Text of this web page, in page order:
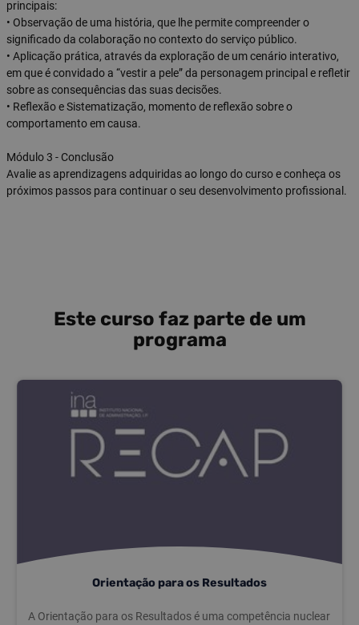
principais:
• Observação de uma história, que lhe permite compreender o
significado da colaboração no contexto do serviço público.
• Aplicação prática, através da exploração de um cenário interativo,
em que é convidado a “vestir a pele” da personagem principal e refletir
sobre as consequências das suas decisões.
• Reflexão e Sistematização, momento de reflexão sobre o
comportamento em causa.
Módulo 3 - Conclusão
Avalie as aprendizagens adquiridas ao longo do curso e conheça os
próximos passos para continuar o seu desenvolvimento profissional.
Este curso faz parte de um
programa
Orientação para os Resultados
A Orientação para os Resultados é uma competência nuclear